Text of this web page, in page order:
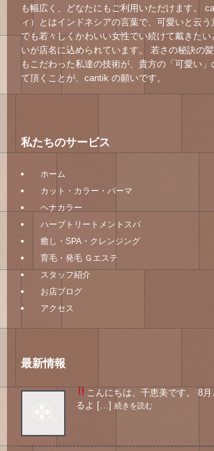
も幅広く、どなたにもご利用いただけます。
ィ）とはインドネシアの言葉で、可愛いと云う
でも若々しくかわいい女性でい続けて戴きた
いが店名に込められています。 若さの秘訣の髪
もこだわった私達の技術が、貴方の「可愛い
て頂くことが、cantik の願いです。
私たちのサービス
ホーム
カット・カラー・パーマ
ヘナカラー
ハーブトリートメントスパ
癒し・SPA・クレンジング
育毛・発毛 Ｇエステ
スタッフ紹介
お店ブログ
アクセス
最新情報
こんにちは、千恵美です。 8
るよ […] 続きを読む